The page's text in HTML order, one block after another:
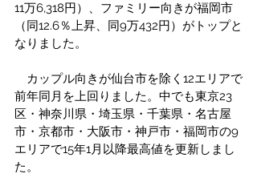
11万6,318円）、ファミリー向きが福岡市
（同12.6％上昇、同9万432円）がトップと
なりました。
カップル向きが仙台市を除く12エリアで
前年同月を上回りました。中でも東京23
区・神奈川県・埼玉県・千葉県・名古屋
市・京都市・大阪市・神戸市・福岡市の9
エリアで15年1月以降最高値を更新しまし
た。